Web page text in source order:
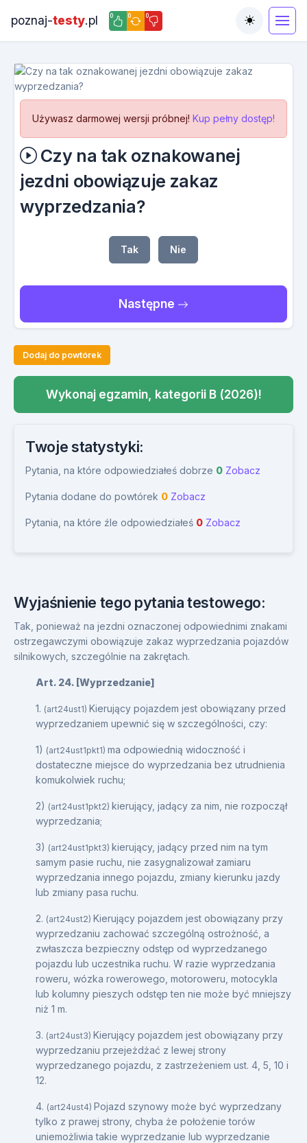
poznaj-testy.pl 0 0 0
Toggle
Używasz darmowej wersji próbnej! Kup pełny dostęp!
Czy na tak oznakowanej
jezdni obowiązuje zakaz
wyprzedzania?
Tak Nie
Następne
Dodaj do powtórek
Wykonaj egzamin, kategorii B (2026)!
Twoje statystyki:
Pytania, na które odpowiedziałeś dobrze 0 Zobacz
Pytania dodane do powtórek 0 Zobacz
Pytania, na które źle odpowiedziałeś 0 Zobacz
Wyjaśnienie tego pytania testowego:
Tak, ponieważ na jezdni oznaczonej odpowiednimi znakami
ostrzegawczymi obowiązuje zakaz wyprzedzania pojazdów
silnikowych, szczególnie na zakrętach.
Art. 24. [Wyprzedzanie]
1. (art24ust1) Kierujący pojazdem jest obowiązany przed
wyprzedzaniem upewnić się w szczególności, czy:
1) (art24ust1pkt1) ma odpowiednią widoczność i
dostateczne miejsce do wyprzedzania bez utrudnienia
komukolwiek ruchu;
2) (art24ust1pkt2) kierujący, jadący za nim, nie rozpoczął
wyprzedzania;
3) (art24ust1pkt3) kierujący, jadący przed nim na tym
samym pasie ruchu, nie zasygnalizował zamiaru
wyprzedzania innego pojazdu, zmiany kierunku jazdy
lub zmiany pasa ruchu.
2. (art24ust2) Kierujący pojazdem jest obowiązany przy
wyprzedzaniu zachować szczególną ostrożność, a
zwłaszcza bezpieczny odstęp od wyprzedzanego
pojazdu lub uczestnika ruchu. W razie wyprzedzania
roweru, wózka rowerowego, motoroweru, motocykla
lub kolumny pieszych odstęp ten nie może być mniejszy
niż 1 m.
3. (art24ust3) Kierujący pojazdem jest obowiązany przy
wyprzedzaniu przejeżdżać z lewej strony
wyprzedzanego pojazdu, z zastrzeżeniem ust. 4, 5, 10 i
12.
4. (art24ust4) Pojazd szynowy może być wyprzedzany
tylko z prawej strony, chyba że położenie torów
uniemożliwia takie wyprzedzanie lub wyprzedzanie